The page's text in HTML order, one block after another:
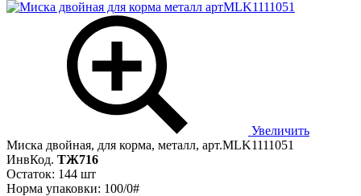
Увеличить
Миска двойная, для корма, металл, арт.MLK1111051
ИнвКод. ТЖ716
Остаток: 144 шт
Норма упаковки: 100/0#